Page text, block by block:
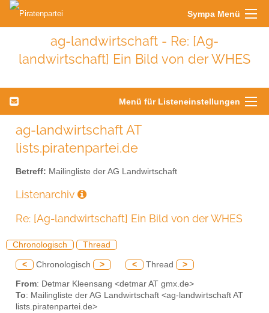
Sympa Menü
ag-landwirtschaft - Re: [Ag-
landwirtschaft] Ein Bild von der WHES
Menü für Listeneinstellungen
ag-landwirtschaft AT
lists.piratenpartei.de
Betreff: Mailingliste der AG Landwirtschaft
Listenarchiv
Re: [Ag-landwirtschaft] Ein Bild von der WHES
Chronologisch Thread
< Chronologisch > < Thread >
From: Detmar Kleensang <detmar AT gmx.de>
To: Mailingliste der AG Landwirtschaft <ag-landwirtschaft AT
lists.piratenpartei.de>